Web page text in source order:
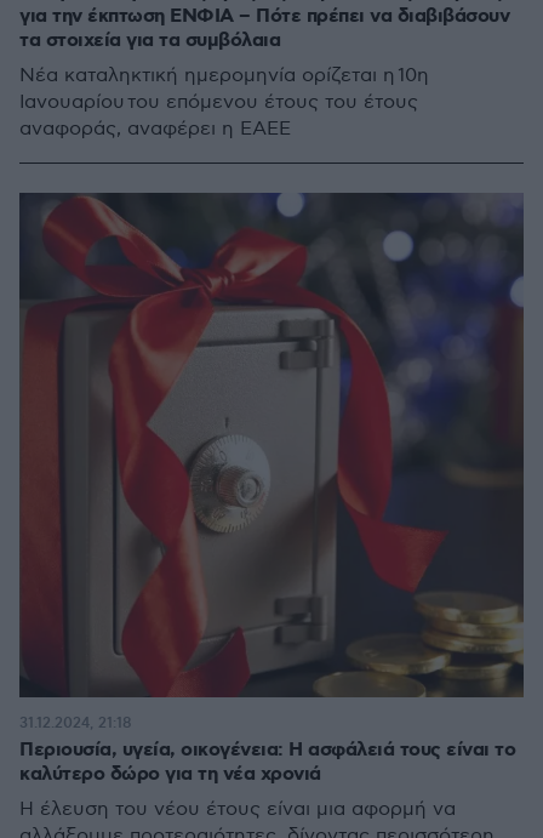
για την έκπτωση ΕΝΦΙΑ – Πότε πρέπει να διαβιβάσουν
τα στοιχεία για τα συμβόλαια
Νέα καταληκτική ημερομηνία ορίζεται η 10η
Ιανουαρίου του επόμενου έτους του έτους
αναφοράς, αναφέρει η ΕΑΕΕ
Περιουσία, υγεία, οικογένεια: Η ασφάλειά τους είναι το
καλύτερο δώρο για τη νέα χρονιά
Η έλευση του νέου έτους είναι μια αφορμή να
31.12.2024, 21:18